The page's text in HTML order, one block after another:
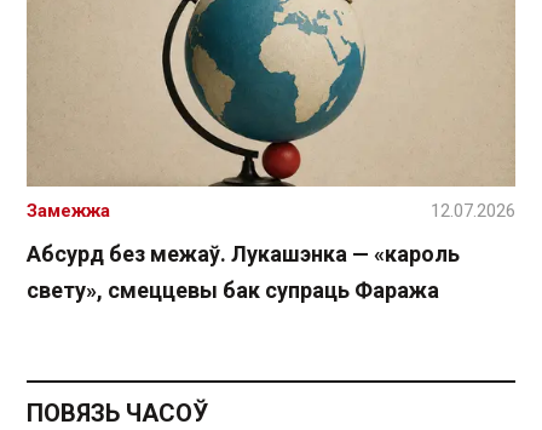
Абсурд без межаў. Лукашэнка — «кароль
свету», смеццевы бак супраць Фаража
Замежжа 12.07.2026
ПОВЯЗЬ ЧАСОЎ